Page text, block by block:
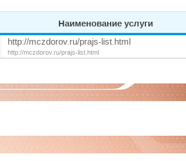
Наименование услуги
http://mczdorov.ru/prajs-list.html
http://mczdorov.ru/prajs-list.html